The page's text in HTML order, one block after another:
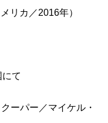
リカ／2016年）
て
ーパー／マイケル・